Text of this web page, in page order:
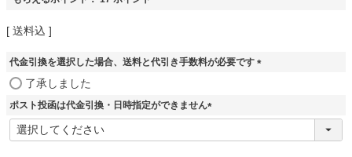
送料込
代金引換を選択した場合、送料と代引き手数料が必要です
)
了承しました
ポスト投函は代金引換・日時指定ができません
(